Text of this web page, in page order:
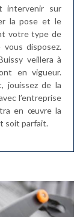
intervenir sur
la pose et le
votre type de
disposez.
veillera à
en vigueur.
jouissez de la
l’entreprise
en œuvre la
soit parfait.